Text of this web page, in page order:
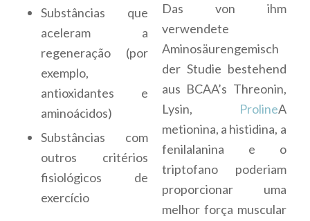
Substâncias que
aceleram a
regeneração (por
exemplo,
antioxidantes e
aminoácidos)
Substâncias com
outros critérios
fisiológicos de
exercício
Das von ihm
verwendete
Aminosäurengemisch
der Studie bestehend
aus BCAA’s Threonin,
Lysin,
ProlineA
metionina, a histidina, a
fenilalanina e o
triptofano poderiam
proporcionar uma
melhor força muscular